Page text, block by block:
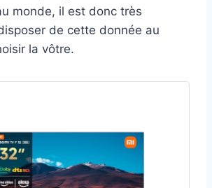
monde, il est donc très
de cette donnée au
la vôtre.